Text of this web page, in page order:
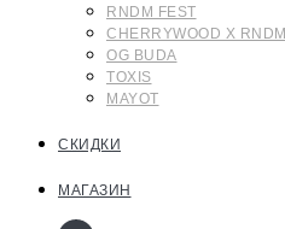
RNDM FEST
CHERRYWOOD X RNDM
OG BUDA
TOXIS
MAYOT
СКИДКИ
МАГАЗИН